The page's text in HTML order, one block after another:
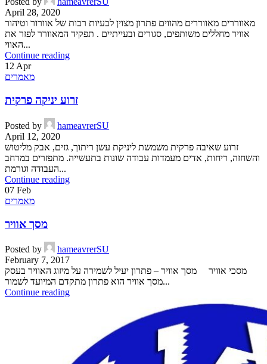
April 28, 2020
מאווררים מאווררים מהווים פתרון מצוין לבעיות רבות של אוורור וטיהור
אוויר מחללים משותפים, סגורים ובעייתיים . תפקיד המאוורר לפזר את
האווי...
Continue reading
12Apr
מאמרים
זרוע יניקה פרקית
Posted by
hameavrerSU
April 12, 2020
זרוע שאיבה פרקית משמשת ליניקת עשן ריתוך, גזים, אבק מליטוש
והשחזה, ריחות, אדים מעמדות עבודה שונות בתעשייה. מתפזרים במרחב
העבודה וגורמת...
Continue reading
07 Feb
מאמרים
מסך אוויר
Posted by
hameavrerSU
February 7, 2017
מסכי אוויר מסך אוויר – פתרון יעיל לשמירה על מיזוג האוויר בעסק
מסך אוויר הוא פתרון מתקדם המיועד לשמור...
Continue reading